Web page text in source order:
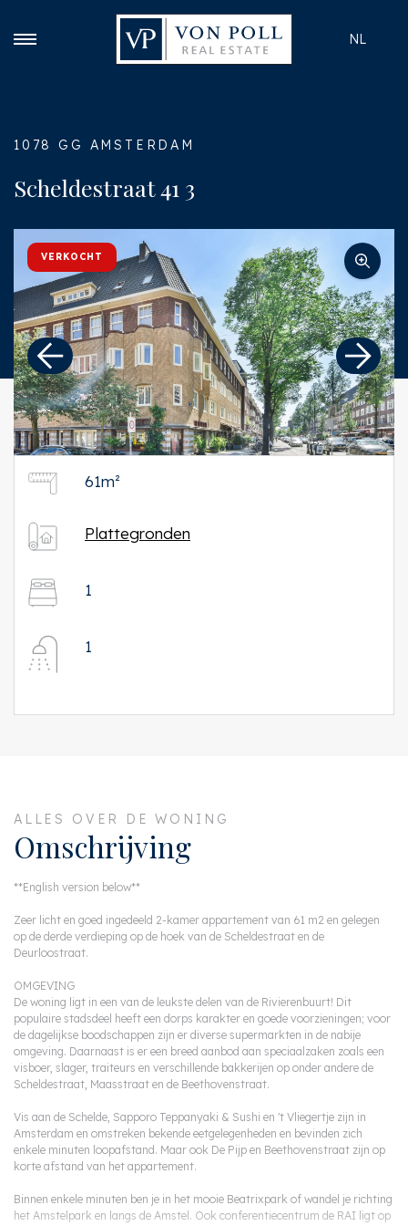
NL
1078 GG AMSTERDAM
Scheldestraat 41 3
VERKOCHT
61m²
Plattegronden
1
1
ALLES OVER DE WONING
Omschrijving
**English version below**
Zeer licht en goed ingedeeld 2-kamer appartement van 61 m2 en gelegen
op de derde verdieping op de hoek van de Scheldestraat en de
Deurloostraat.
OMGEVING
De woning ligt in een van de leukste delen van de Rivierenbuurt! Dit
populaire stadsdeel heeft een dorps karakter en goede voorzieningen; voor
de dagelijkse boodschappen zijn er diverse supermarkten in de nabije
omgeving. Daarnaast is er een breed aanbod aan speciaalzaken zoals een
visboer, slager, traiteurs en verschillende bakkerijen op onder andere de
Scheldestraat, Maasstraat en de Beethovenstraat.
Vis aan de Schelde, Sapporo Teppanyaki & Sushi en 't Vliegertje zijn in
Amsterdam en omstreken bekende eetgelegenheden en bevinden zich
enkele minuten loopafstand. Maar ook De Pijp en Beethovenstraat zijn op
korte afstand van het appartement.
Binnen enkele minuten ben je in het mooie Beatrixpark of wandel je richting
het Amstelpark en langs de Amstel. Ook conferentiecentrum de RAI ligt op